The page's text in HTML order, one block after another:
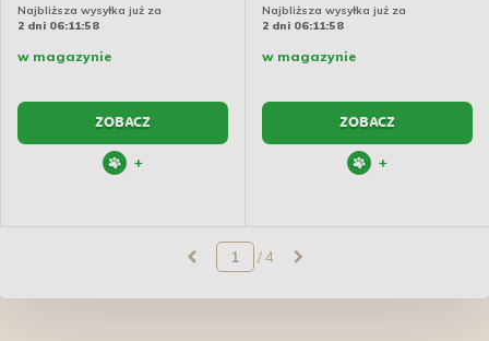
Najbliższa wysyłka już za
2 dni 06:11:57
w magazynie
ZOBACZ
+
Najbliższa wysyłka już za
2 dni 06:11:57
w magazynie
ZOBACZ
+
/ 4